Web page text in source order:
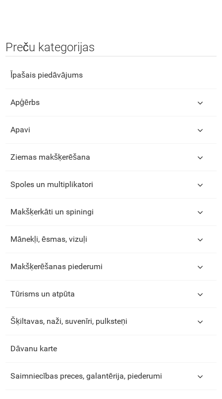
Preču kategorijas
Īpašais piedāvājums
Apģērbs
Apavi
Ziemas makšķerēšana
Spoles un multiplikatori
Makšķerkāti un spiningi
Mānekļi, ēsmas, vizuļi
Makšķerēšanas piederumi
Tūrisms un atpūta
Šķiltavas, naži, suvenīri, pulksteņi
Dāvanu karte
Saimniecības preces, galantērija, piederumi